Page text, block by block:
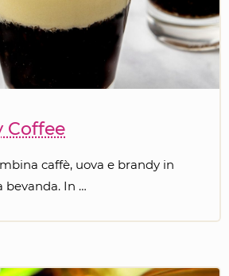
Coffee
caffè, uova e brandy in
bevanda. In …